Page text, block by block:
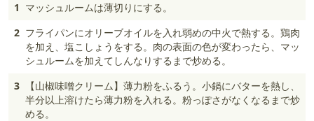
1 マッシュルームは薄切りにする。
2 フライパンにオリーブオイルを入れ弱めの中火で熱する。鶏肉
を加え、塩こしょうをする。肉の表面の色が変わったら、マッ
シュルームを加えてしんなりするまで炒める。
3
【山椒味噌クリーム】薄力粉をふるう。小鍋にバターを熱し、
半分以上溶けたら薄力粉を入れる。粉っぽさがなくなるまで炒
める。